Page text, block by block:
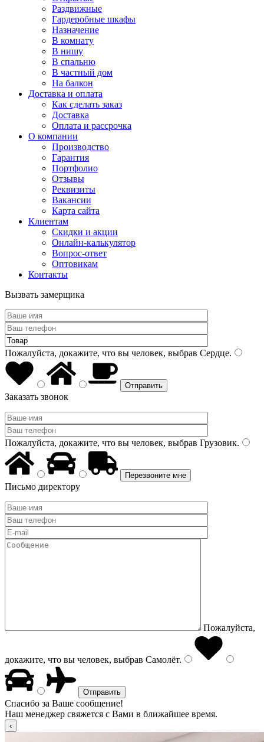
Раздвижные
Гардеробные шкафы
Назначение
В комнату
В нишу
В спальню
В частный дом
На балкон
Доставка и оплата
Как сделать заказ
Доставка
Оплата и рассрочка
О компании
Производство
Гарантия
Портфолио
Отзывы
Реквизиты
Вакансии
Карта сайта
Клиентам
Скидки и акции
Онлайн-калькулятор
Вопрос-ответ
Оптовикам
Контакты
Вызвать замерщика
Пожалуйста, докажите, что вы человек, выбрав Сердце.
Заказать звонок
Пожалуйста, докажите, что вы человек, выбрав Грузовик.
Письмо директору
Пожалуйста,
докажите, что вы человек, выбрав Самолёт.
Спасибо за Ваше сообщение!
Наш менеджер свяжется с Вами в ближайшее время.